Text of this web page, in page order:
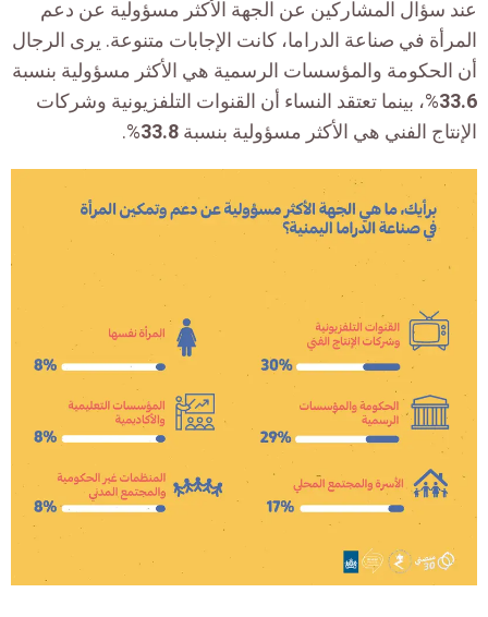
عند سؤال المشاركين عن الجهة الأكثر مسؤولية عن دعم
المرأة في صناعة الدراما، كانت الإجابات متنوعة. يرى الرجال
أن الحكومة والمؤسسات الرسمية هي الأكثر مسؤولية بنسبة
33.6%، بينما تعتقد النساء أن القنوات التلفزيونية وشركات
الإنتاج الفني هي الأكثر مسؤولية بنسبة 33.8
%.